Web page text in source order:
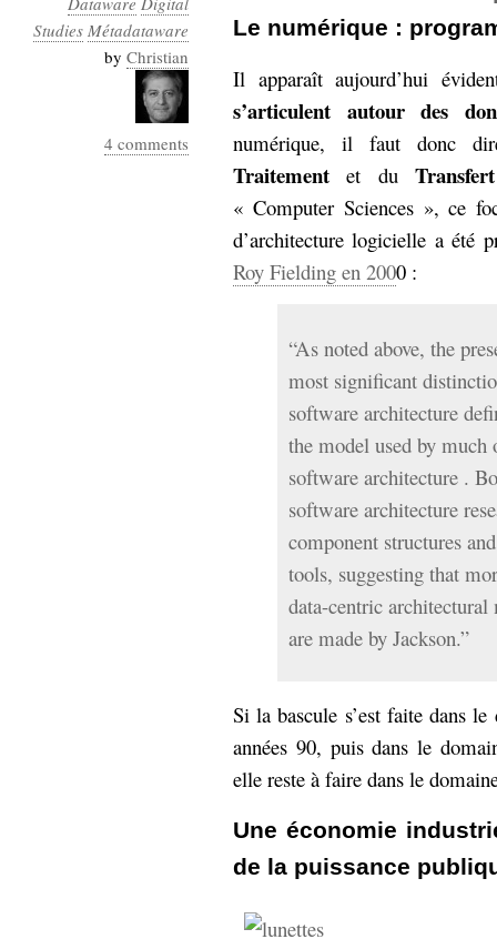
Studies Métadataware
by Christian
4 comments
Le numérique :
Il apparaît aujourd’hui
s’articulent autour des
numérique, il faut donc
Traitement et du Transfert
« Computer Sciences », ce
d’architecture logicielle a été
Roy Fielding en 2000 :
“As noted above, the
most significant
software architecture
the model used by much
software architecture .
software architecture
component structures
tools, suggesting that
data-centric
are made by Jackson.”
Si la bascule s’est faite dans
années 90, puis dans le
elle reste à faire dans le
Une économie
de la puissance
support_numérique
système_d'information
technologies
travail
Web-
Sémantique